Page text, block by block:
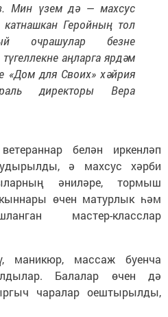
Мин үзем дә — махсус
катнашкан Геройның тол
очрашулар безне
аңларга ярдәм
«Дом для Своих» хәйрия
директоры Вера
белән иркенләп
ә махсус хәрби
әниләре, тормыш
өчен матурлык һәм
мастер-класслар
маникюр, массаж буенча
Балалар өчен дә
чаралар оештырылды,